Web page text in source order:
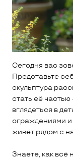
Сегодня вас
Представьте
скульптура
стать её
вглядеться в
ограждениями и
живёт рядом с
Знаете, как всё